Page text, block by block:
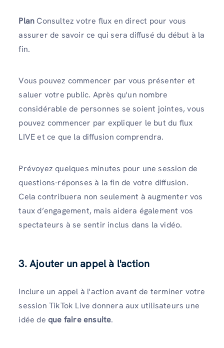
PlanConsultez votre flux en direct pour vous
assurer de savoir ce qui sera diffusé du début à la
fin.
Vous pouvez commencer par vous présenter et
saluer votre public. Après qu'un nombre
considérable de personnes se soient jointes, vous
pouvez commencer par expliquer le but du flux
LIVE et ce que la diffusion comprendra.
Prévoyez quelques minutes pour une session de
questions-réponses à la fin de votre diffusion.
Cela contribuera non seulement à augmenter vos
taux d’engagement, mais aidera également vos
spectateurs à se sentir inclus dans la vidéo.
3. Ajouter un appel à l'action
Inclure un appel à l'action avant de terminer votre
session TikTok Live donnera aux utilisateurs une
idée de que faire ensuite.